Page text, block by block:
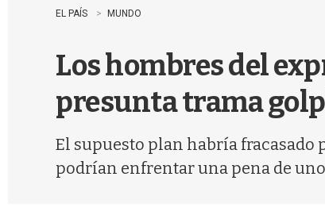
EL PAÍS MUNDO
Los hombres del
presunta trama
El supuesto plan habría fracasado
podrían enfrentar una pena de